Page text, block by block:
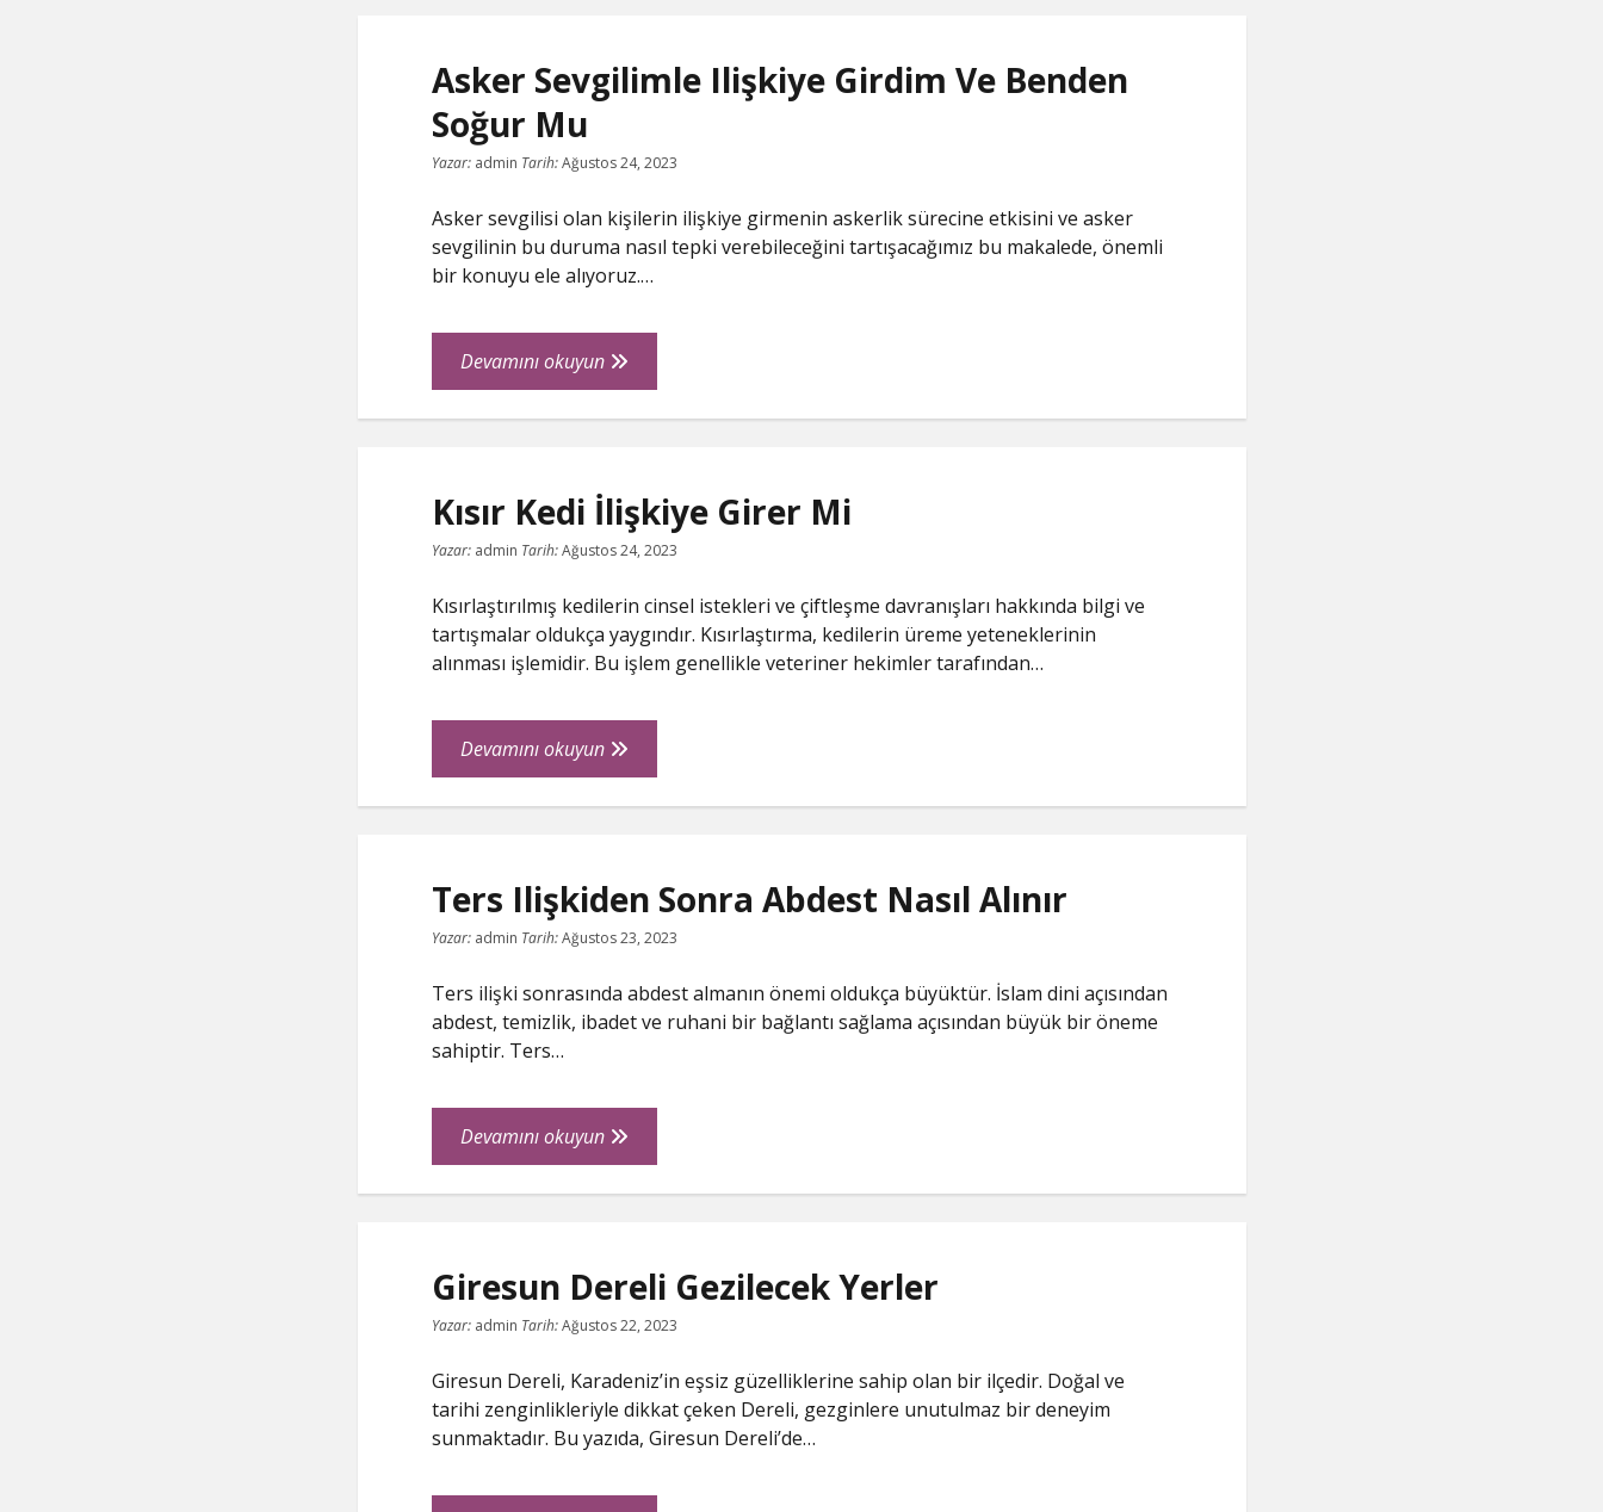
Asker Sevgilimle Ilişkiye Girdim Ve Benden
Soğur Mu
Yazar:admin Tarih:Ağustos 24, 2023
Asker sevgilisi olan kişilerin ilişkiye girmenin askerlik sürecine etkisini ve asker
sevgilinin bu duruma nasıl tepki verebileceğini tartışacağımız bu makalede, önemli
bir konuyu ele alıyoruz.…
Devamını okuyunAsker
Sevgilimle
Ilişkiye
Benden
Soğur
Mu
Kısır Kedi İlişkiye Girer Mi
Yazar:admin Tarih:Ağustos 24, 2023
Kısırlaştırılmış kedilerin cinsel istekleri ve çiftleşme davranışları hakkında bilgi ve
tartışmalar oldukça yaygındır. Kısırlaştırma, kedilerin üreme yeteneklerinin
alınması işlemidir. Bu işlem genellikle veteriner hekimler tarafından…
Devamını okuyunKısır
Kedi
İlişkiye
Ters Ilişkiden Sonra Abdest Nasıl Alınır
Yazar:admin Tarih:Ağustos 23, 2023
Ters ilişki sonrasında abdest almanın önemi oldukça büyüktür. İslam dini açısından
abdest, temizlik, ibadet ve ruhani bir bağlantı sağlama açısından büyük bir öneme
sahiptir. Ters…
Devamını okuyunTers
Ilişkiden
Sonra
Alınır
Giresun Dereli Gezilecek Yerler
Yazar:admin Tarih:Ağustos 22, 2023
Giresun Dereli, Karadeniz’in eşsiz güzelliklerine sahip olan bir ilçedir. Doğal ve
tarihi zenginlikleriyle dikkat çeken Dereli, gezginlere unutulmaz bir deneyim
sunmaktadır. Bu yazıda, Giresun Dereli’de…